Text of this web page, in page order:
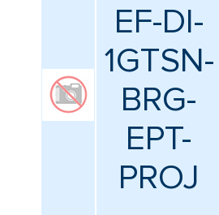
EF-DI-
1GTSN-
BRG-
EPT-
PROJ